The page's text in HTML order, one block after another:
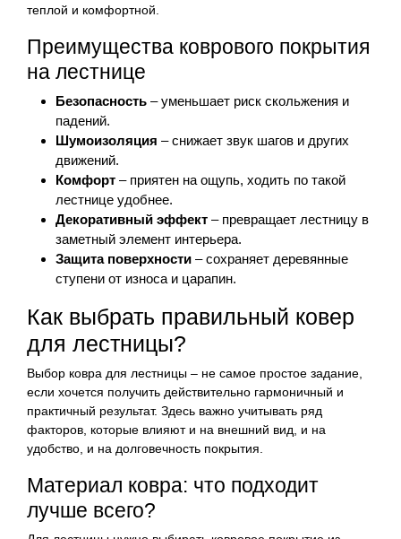
теплой и комфортной.
Преимущества коврового покрытия
на лестнице
Безопасность – уменьшает риск скольжения и
падений.
Шумоизоляция – снижает звук шагов и других
движений.
Комфорт – приятен на ощупь, ходить по такой
лестнице удобнее.
Декоративный эффект – превращает лестницу в
заметный элемент интерьера.
Защита поверхности – сохраняет деревянные
ступени от износа и царапин.
Как выбрать правильный ковер
для лестницы?
Выбор ковра для лестницы – не самое простое задание,
если хочется получить действительно гармоничный и
практичный результат. Здесь важно учитывать ряд
факторов, которые влияют и на внешний вид, и на
удобство, и на долговечность покрытия.
Материал ковра: что подходит
лучше всего?